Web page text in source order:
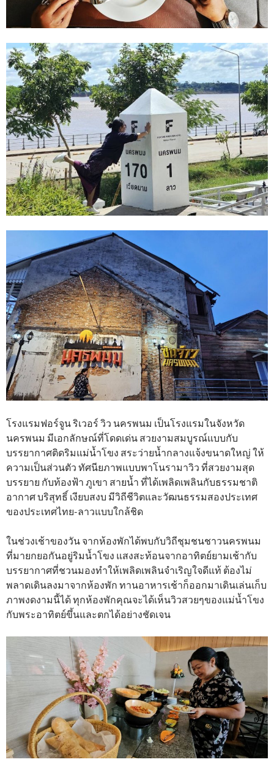
โรงแรมฟอร์จูน ริเวอร์ วิว นครพนม เป็นโรงแรมในจังหวัด
นครพนม มีเอกลักษณ์ที่โดดเด่น สวยงามสมบูรณ์แบบกับ
บรรยากาศติดริมแม่น้ำโขง สระว่ายน้ำกลางแจ้งขนาดใหญ่ ให้
ความเป็นส่วนตัว ทัศนียภาพแบบพาโนรามาวิว ที่สวยงามสุด
บรรยาย กับท้องฟ้า ภูเขา สายน้ำ ที่ได้เพลิดเพลินกับธรรมชาติ
อากาศ บริสุทธิ์ เงียบสงบ มีวิถีชีวิตและวัฒนธรรมสองประเทศ
ของประเทศไทย-ลาวแบบใกล้ชิด
ในช่วงเช้าของวัน จากห้องพักได้พบกับวิถีชุมชนชาวนครพนม
ที่มายกยอกันอยู่ริมน้ำโขง แสงสะท้อนจากอาทิตย์ยามเช้ากับ
บรรยากาศที่ชวนมองทำให้เพลิดเพลินจำเริญใจดีแท้ ต้องไม่
พลาดเดินลงมาจากห้องพัก ทานอาหารเช้าก็ออกมาเดินเล่นเก็บ
ภาพงดงามนี้ได้ ทุกห้องพักคุณจะได้เห็นวิวสวยๆของแม่น้ำโขง
กับพระอาทิตย์ขึ้นและตกได้อย่างชัดเจน